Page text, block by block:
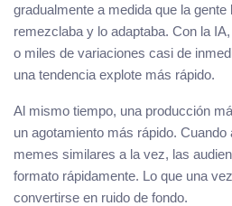
gradualmente a medida que la
remezclaba y lo adaptaba. Con la
o miles de variaciones casi de
una tendencia explote más rápido.
Al mismo tiempo, una producción
un agotamiento más rápido.
memes similares a la vez, las
formato rápidamente. Lo que una
convertirse en ruido de fondo.